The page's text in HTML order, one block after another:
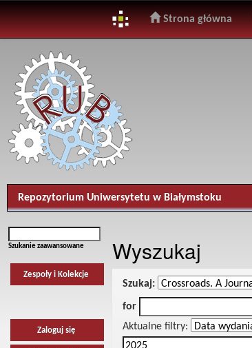
navigation
Strona główna
Repozytorium Uniwersytetu w Białymstoku
Szukanie zaawansowane
Zespoły i Kolekcje
Zaloguj się
Wyszukaj
Szukaj:
for
Aktualne filtry: